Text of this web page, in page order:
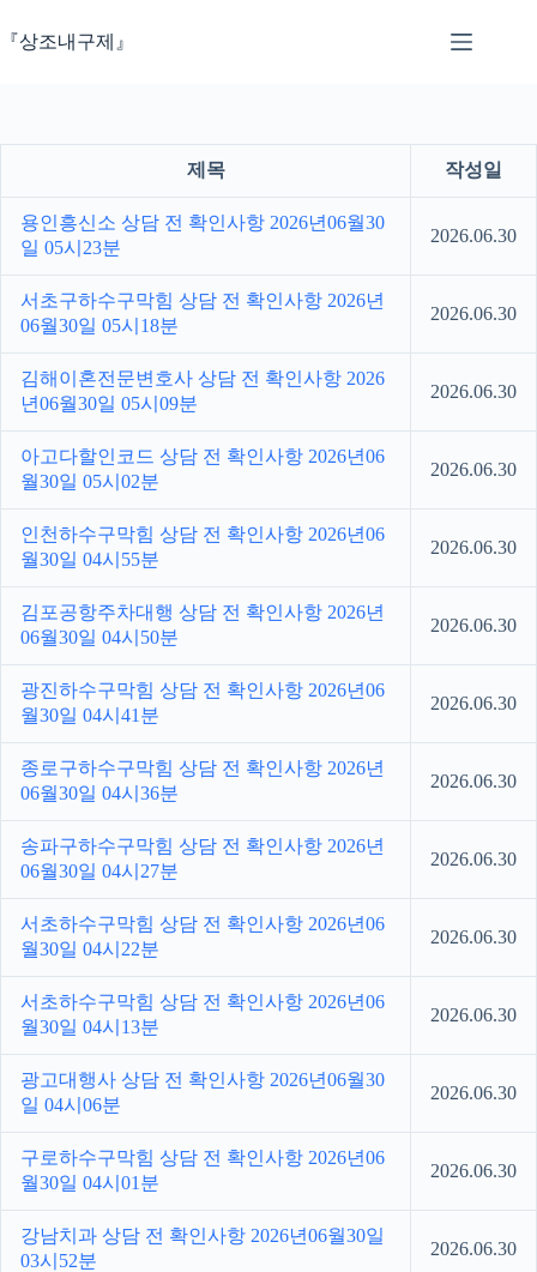
문『상조내구제』
제목 작성일
용인흥신소 상담 전 확인사항 2026년06월30
일 05시23분
2026.06.30
서초구하수구막힘 상담 전 확인사항 2026년
06월30일 05시18분
2026.06.30
김해이혼전문변호사 상담 전 확인사항 2026
년06월30일 05시09분
2026.06.30
아고다할인코드 상담 전 확인사항 2026년06
월30일 05시02분
2026.06.30
인천하수구막힘 상담 전 확인사항 2026년06
월30일 04시55분
2026.06.30
김포공항주차대행 상담 전 확인사항 2026년
06월30일 04시50분
2026.06.30
광진하수구막힘 상담 전 확인사항 2026년06
월30일 04시41분
2026.06.30
종로구하수구막힘 상담 전 확인사항 2026년
06월30일 04시36분
2026.06.30
송파구하수구막힘 상담 전 확인사항 2026년
06월30일 04시27분
2026.06.30
서초하수구막힘 상담 전 확인사항 2026년06
월30일 04시22분
2026.06.30
서초하수구막힘 상담 전 확인사항 2026년06
월30일 04시13분
2026.06.30
광고대행사 상담 전 확인사항 2026년06월30
일 04시06분
2026.06.30
구로하수구막힘 상담 전 확인사항 2026년06
월30일 04시01분
2026.06.30
강남치과 상담 전 확인사항 2026년06월30일
03시52분
2026.06.30